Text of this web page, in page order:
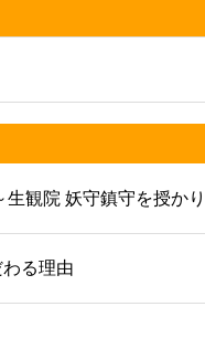
生観院 妖守鎮守を授か
る理由